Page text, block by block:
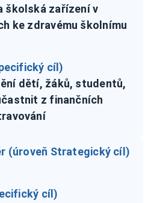
školská zařízení v
ke zdravému školnímu
cíl)
dětí, žáků, studentů,
z finančních
(úroveň Strategický cíl)
cíl)